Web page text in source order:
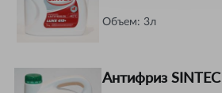
Объем: 3л
Антифриз